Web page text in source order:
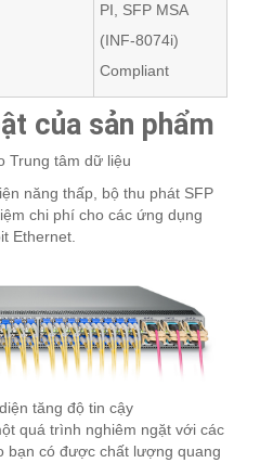
PI, SFP MSA
(INF-8074i)
Compliant
của sản phẩm
Trung tâm dữ liệu
năng thấp, bộ thu phát SFP
chi phí cho các ứng dụng
Ethernet.
tăng độ tin cậy
quá trình nghiêm ngặt với các
bạn có được chất lượng quang